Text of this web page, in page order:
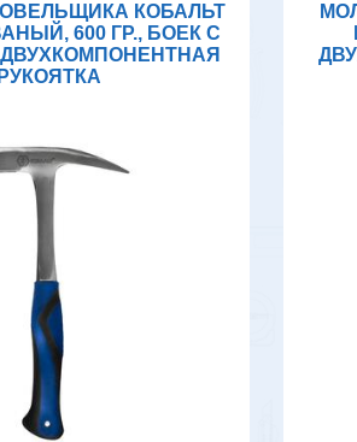
КОБАЛЬТ
600 ГР., БОЕК С
РУКОЯТКА